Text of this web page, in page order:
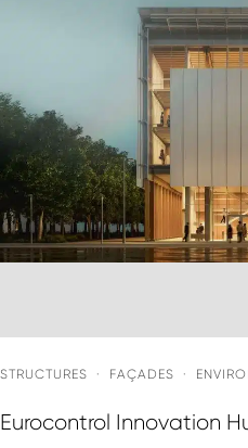
STRUCTURES · FAÇADES ·
Eurocontrol Innovation